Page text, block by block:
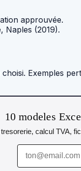
approuvée.
Naples (2019).
choisi. Exemples
10 modeles
calcul TVA,